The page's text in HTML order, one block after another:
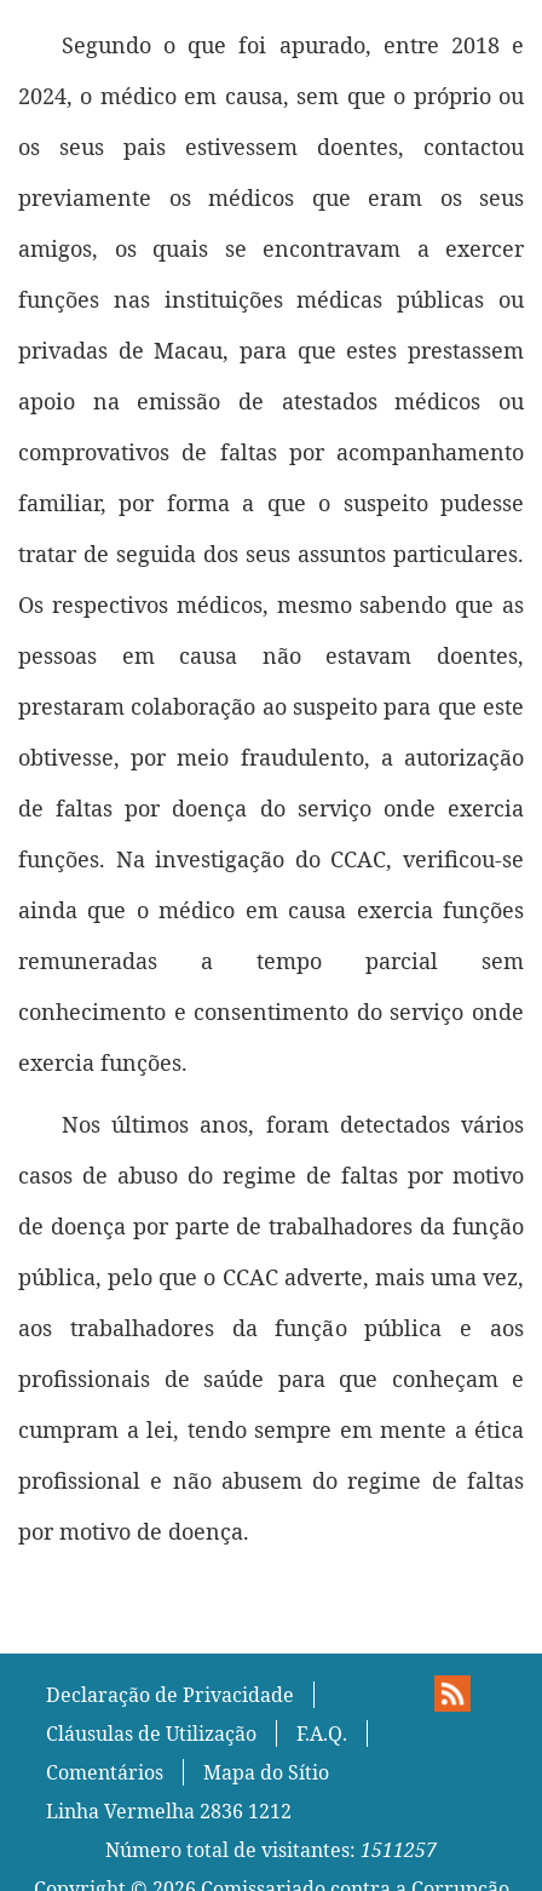
Segundo o que foi apurado, entre 2018 e
2024, o médico em causa, sem que o próprio ou
os seus pais estivessem doentes, contactou
previamente os médicos que eram os seus
amigos, os quais se encontravam a exercer
funções nas instituições médicas públicas ou
privadas de Macau, para que estes prestassem
apoio na emissão de atestados médicos ou
comprovativos de faltas por acompanhamento
familiar, por forma a que o suspeito pudesse
tratar de seguida dos seus assuntos particulares.
Os respectivos médicos, mesmo sabendo que as
pessoas em causa não estavam doentes,
prestaram colaboração ao suspeito para que este
obtivesse, por meio fraudulento, a autorização
de faltas por doença do serviço onde exercia
funções. Na investigação do CCAC, verificou-se
ainda que o médico em causa exercia funções
remuneradas a tempo parcial sem
conhecimento e consentimento do serviço onde
exercia funções.
Nos últimos anos, foram detectados vários
casos de abuso do regime de faltas por motivo
de doença por parte de trabalhadores da função
pública, pelo que o CCAC adverte, mais uma vez,
aos trabalhadores da função pública e aos
profissionais de saúde para que conheçam e
cumpram a lei, tendo sempre em mente a ética
profissional e não abusem do regime de faltas
por motivo de doença.
Declaração de Privacidade
Cláusulas de Utilização
F.A.Q.
Comentários
Mapa do Sítio
Linha Vermelha 2836 1212
Número total de visitantes: 1511257